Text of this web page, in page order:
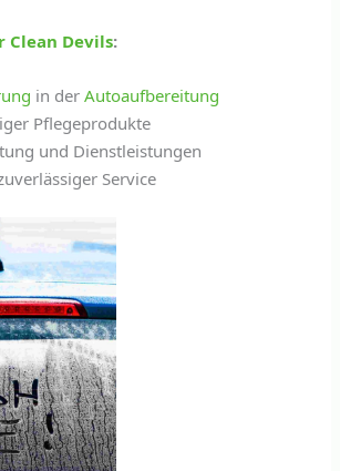
Clean Devils:
in derAutoaufbereitung
Pflegeprodukte
und Dienstleistungen
Service